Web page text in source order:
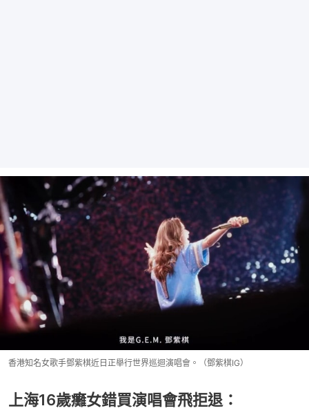
香港知名女歌手鄧紫棋近日正舉行世界巡迴演唱會。（鄧紫棋IG）
上海16歲癱女錯買演唱會飛拒退：